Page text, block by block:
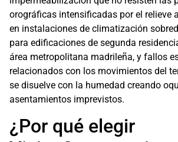
orográficas intensificadas por el relieve
en instalaciones de climatización
para edificaciones de segunda
área metropolitana madrileña, y fallos
relacionados con los movimientos del
se disuelve con la humedad creando
asentamientos imprevistos.
¿Por qué elegir